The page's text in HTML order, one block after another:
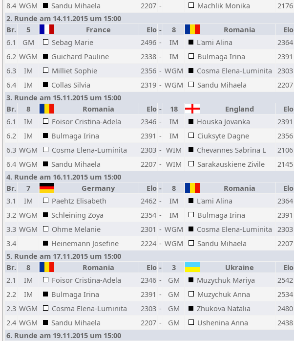
8.4 WGM Sandu Mihaela 2207 - Machlik Monika 2176
2. Runde am 14.11.2015 um 15:00
Br.
5 France Elo - 8 Romania Elo
6.1
GM Sebag Marie 2496 - IM L'ami Alina 2364
6.2 WGM Guichard Pauline 2338 - IM Bulmaga Irina 2391
6.3
IM Milliet Sophie 2356 - WGM Cosma Elena-Luminita 2303
6.4
IM Collas Silvia 2319 - WGM Sandu Mihaela 2207
3. Runde am 15.11.2015 um 15:00
Br.
8 Romania Elo - 18 England Elo
6.1
IM Foisor Cristina-Adela 2346 - IM Houska Jovanka 2391
6.2
IM Bulmaga Irina 2391 - IM Ciuksyte Dagne 2356
6.3 WGM Cosma Elena-Luminita 2303 - WIM Chevannes Sabrina L 2106
6.4 WGM Sandu Mihaela 2207 - WIM Sarakauskiene Zivile 2145
4. Runde am 16.11.2015 um 15:00
Br.
7 Germany Elo - 8 Romania Elo
3.1
IM Paehtz Elisabeth 2462 - IM L'ami Alina 2364
3.2 WGM Schleining Zoya 2354 - IM Bulmaga Irina 2391
3.3 WGM Ohme Melanie 2301 - WGM Cosma Elena-Luminita 2303
3.4
Heinemann Josefine 2224 - WGM Sandu Mihaela 2207
5. Runde am 17.11.2015 um 15:00
Br.
8 Romania Elo - 3 Ukraine Elo
2.1
IM Foisor Cristina-Adela 2346 - GM Muzychuk Mariya 2542
2.2
IM Bulmaga Irina 2391 - GM Muzychuk Anna 2534
2.3 WGM Cosma Elena-Luminita 2303 - GM Zhukova Natalia 2480
2.4 WGM Sandu Mihaela 2207 - GM Ushenina Anna 2438
6. Runde am 19.11.2015 um 15:00